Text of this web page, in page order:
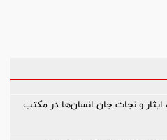
و نجات جان انسان‌ها در مکتب